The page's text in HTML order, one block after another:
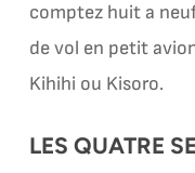
comptez huit a
de vol en petit
Kihihi ou Kisoro.
LES QUATRE